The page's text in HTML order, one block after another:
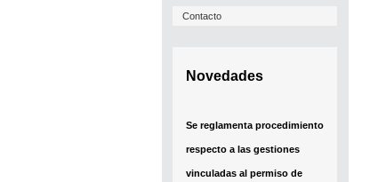
Contacto
Novedades
Se reglamenta procedimiento
respecto a las gestiones
vinculadas al permiso de